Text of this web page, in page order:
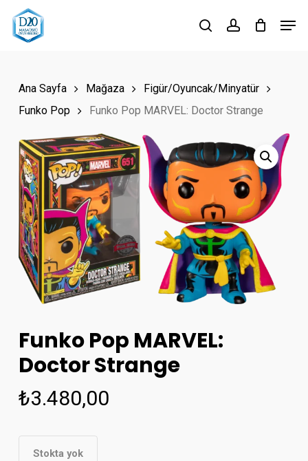
Skip
searchaccount
Ana Sayfa Mağaza
Figür/Oyuncak/Minyatür
Funko Pop
Funko Pop MARVEL: Doctor Strange
Funko Pop MARVEL:
Doctor Strange
₺3.480,00
Stokta yok